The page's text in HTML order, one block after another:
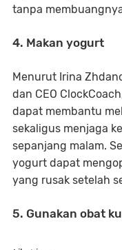
tanpa
4. Makan yogurt
Menurut Irina
dan CEO
dapat membantu
sekaligus menjaga
sepanjang malam.
yogurt dapat
yang rusak setelah
5. Gunakan obat